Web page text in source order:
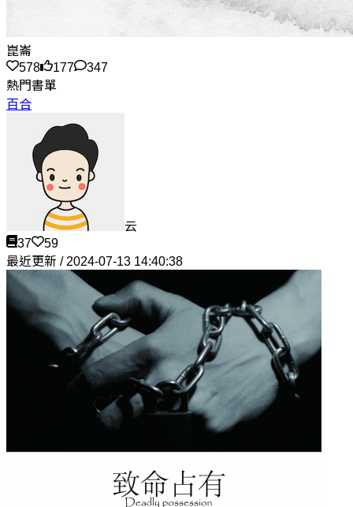
崑崙
578
177
347
熱門書單
百合
云
37
59
最近更新 / 2024-07-13 14:40:38